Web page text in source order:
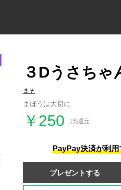
３Dうさちゃ
まそ
まほうは大切に
￥250 1%還元
PayPay決済が利用
プレゼントする